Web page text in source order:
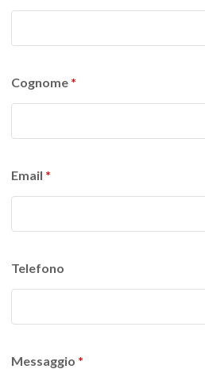
Cognome *
Email *
Telefono
Messaggio *